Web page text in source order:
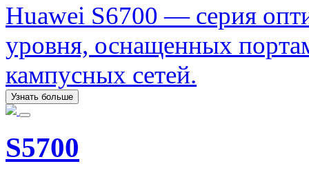
Huawei S6700 — серия
уровня, оснащенных
кампусных сетей.
Узнать больше
S5700